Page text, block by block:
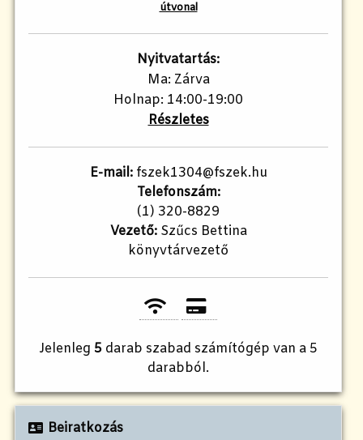
útvonal
Nyitvatartás:
Ma: Zárva
Holnap: 14:00-19:00
Részletes
E-mail:fszek1304@fszek.hu
Telefonszám:
(1) 320-8829
Vezető:Szűcs Bettina
könyvtárvezető
Jelenleg 5 darab szabad számítógép van a 5
darabból.
Beiratkozás